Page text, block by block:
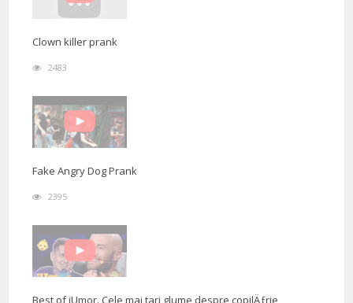
Clown killer prank
2483
Fake Angry Dog Prank
2395
Best of iUmor. Cele mai tari glume despre copilÄƒrie